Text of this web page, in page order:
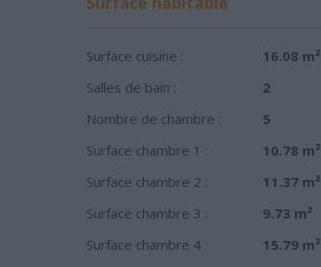
Surface cuisine :
16.08 m²
Salles de bain :
2
Nombre de chambre :
5
Surface chambre 1 :
10.78 m²
Surface chambre 2 :
11.37 m²
Surface chambre 3 :
9.73 m²
Surface chambre 4 :
15.79 m²